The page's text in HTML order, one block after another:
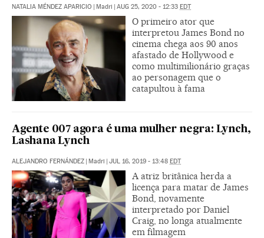
NATALIA MÉNDEZ APARICIO | Madri | AUG 25, 2020 - 12:33 EDT
O primeiro ator que
interpretou James Bond no
cinema chega aos 90 anos
afastado de Hollywood e
como multimilionário graças
ao personagem que o
catapultou à fama
Agente 007 agora é uma mulher negra: Lynch,
Lashana Lynch
ALEJANDRO FERNÁNDEZ | Madri | JUL 16, 2019 - 13:48 EDT
A atriz britânica herda a
licença para matar de James
Bond, novamente
interpretado por Daniel
Craig, no longa atualmente
em filmagem